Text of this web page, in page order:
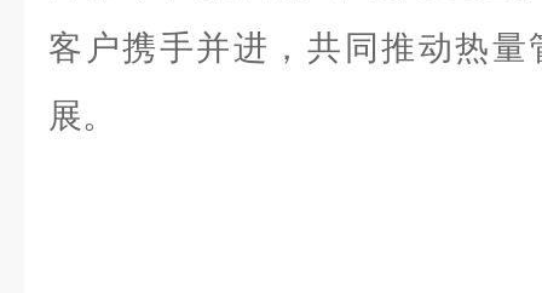
客户携手并进，共同推动热
展。